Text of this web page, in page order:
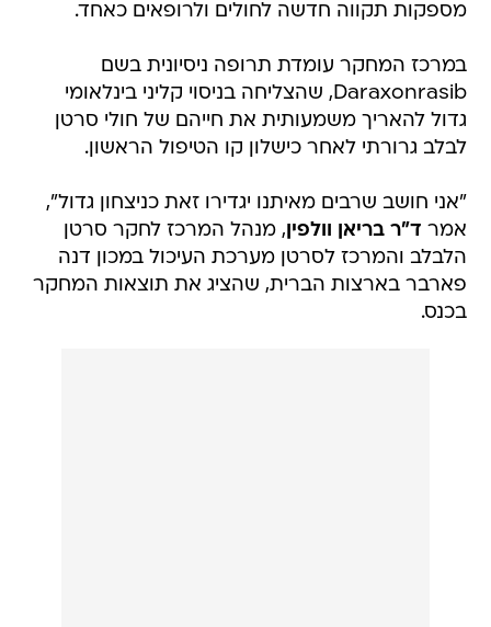
מספקות תקווה חדשה לחולים ולרופאים כאחד.
במרכז המחקר עומדת תרופה ניסיונית בשם
Daraxonrasib, שהצליחה בניסוי קליני בינלאומי
גדול להאריך משמעותית את חייהם של חולי סרטן
לבלב גרורתי לאחר כישלון קו הטיפול הראשון.
"אני חושב שרבים מאיתנו יגדירו זאת כניצחון גדול",
אמר ד"ר בריאן וולפין, מנהל המרכז לחקר סרטן
הלבלב והמרכז לסרטן מערכת העיכול במכון דנה
פארבר בארצות הברית, שהציג את תוצאות המחקר
בכנס.